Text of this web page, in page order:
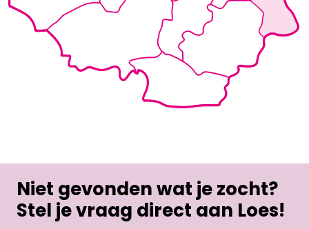
Niet gevonden wat je zocht?
Stel je vraag direct aan Loes!